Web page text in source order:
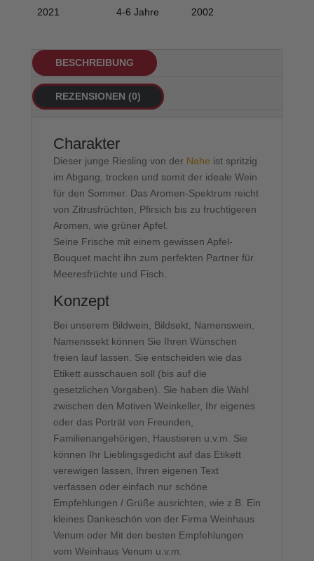
2021 4-6 Jahre 2002
BESCHREIBUNG
REZENSIONEN (0)
Charakter
Dieser junge Riesling von der Nahe ist spritzig
im Abgang, trocken und somit der ideale Wein
für den Sommer. Das Aromen-Spektrum reicht
von Zitrusfrüchten, Pfirsich bis zu fruchtigeren
Aromen, wie grüner Apfel.
Seine Frische mit einem gewissen Apfel-
Bouquet macht ihn zum perfekten Partner für
Meeresfrüchte und Fisch.
Konzept
Bei unserem Bildwein, Bildsekt, Namenswein,
Namenssekt können Sie Ihren Wünschen
freien lauf lassen. Sie entscheiden wie das
Etikett ausschauen soll (bis auf die
gesetzlichen Vorgaben). Sie haben die Wahl
zwischen den Motiven Weinkeller, Ihr eigenes
oder das Porträt von Freunden,
Familienangehörigen, Haustieren u.v.m. Sie
können Ihr Lieblingsgedicht auf das Etikett
verewigen lassen, Ihren eigenen Text
verfassen oder einfach nur schöne
Empfehlungen / Grüße ausrichten, wie z.B. Ein
kleines Dankeschön von der Firma Weinhaus
Venum oder Mit den besten Empfehlungen
vom Weinhaus Venum u.v.m.